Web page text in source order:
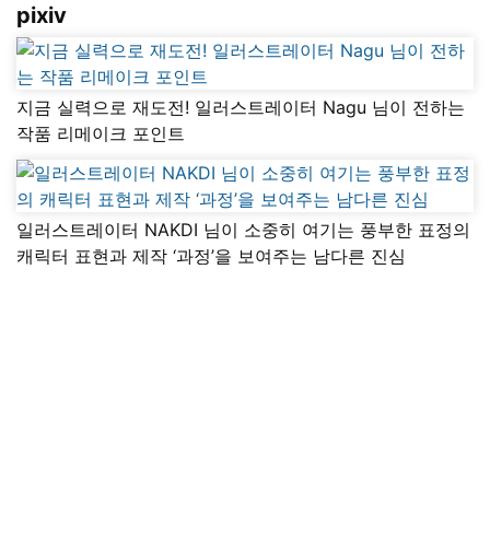
pixiv
지금 실력으로 재도전! 일러스트레이터 Nagu 님이 전하는
작품 리메이크 포인트
일러스트레이터 NAKDI 님이 소중히 여기는 풍부한 표정의
캐릭터 표현과 제작 ‘과정’을 보여주는 남다른 진심